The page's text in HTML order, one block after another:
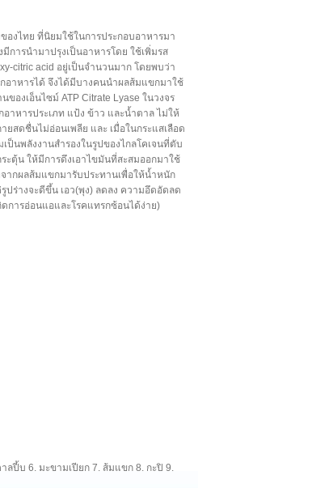
องไทย ที่นิยมใช้ในการประกอบอาหารมา
ารนำมาปรุงเป็นอาหารโดย ใช้เพิ่มรส
citric acid อยู่เป็นจำนวนมาก โดยพบว่า
อาหารได้ จึงได้มีบางคนนำผลส้มแขกมาใช้
องเอ็นไซม์ ATP Citrate Lyase ในวงจร
อาหารประเภท แป้ง ข้าว และน้ำตาล ไม่ให้
สดชื่นไม่อ่อนเพลีย และ เมื่อในกระแสเลือด
นพลังงานสำรองในรูปของไกลโคเจนที่ตับ
ะตุ้น ให้มีการดึงเอาไขมันที่สะสมออกมาใช้
ากผลส้มแขกมารับประทานเพื่อให้น้ำหนัก
ร่างจะดีขึ้น เอว(พุง) ลดลง ความอึดอัดลด
การอ่อนแอและโรคแทรกซ้อนได้ง่าย)
ลปี้บ 6. มะขามเปียก 7. ส้มแขก 8. กะปิ 9.